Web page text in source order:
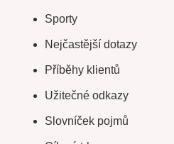
Sporty
Nejčastější dotazy
Příběhy klientů
Užitečné odkazy
Slovníček pojmů